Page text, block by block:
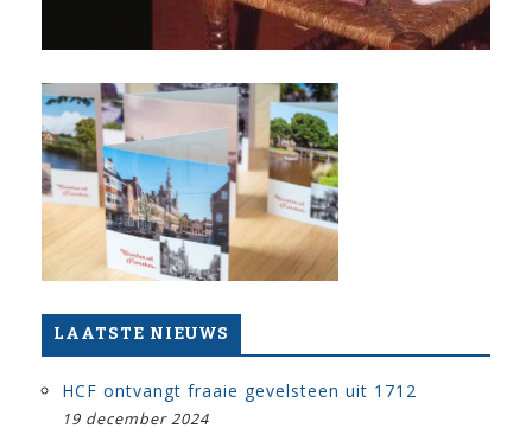
LAATSTE NIEUWS
HCF ontvangt fraaie gevelsteen uit 1712
19 december 2024